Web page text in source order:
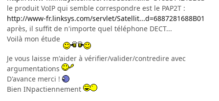
le produit VoIP qui semble correspondre est le PAP2T :
http://www-fr.linksys.com/servlet/Satellit...d=6887281688B01
après, il suffit de n'importe quel téléphone DECT...
Voilà mon étude
Je vous laisse m'aider à vérifier/valider/contredire avec
argumentations
D'avance merci !
Bien INpactiennement